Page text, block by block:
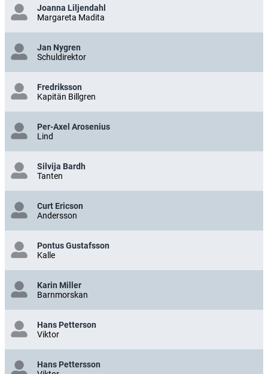
Joanna Liljendahl
Margareta Madita
Jan Nygren
Schuldirektor
Fredriksson
Kapitän Billgren
Per-Axel Arosenius
Lind
Silvija Bardh
Tanten
Curt Ericson
Andersson
Pontus Gustafsson
Kalle
Karin Miller
Barnmorskan
Hans Petterson
Viktor
Hans Pettersson